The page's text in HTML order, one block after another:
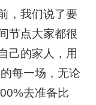
，我们说了要
节点大家都很
己的家人，用
每一场，无论
去准备比